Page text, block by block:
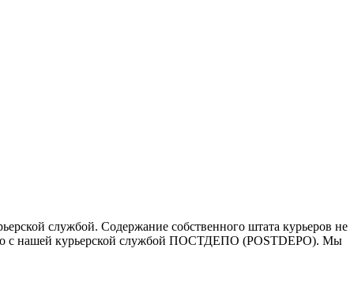
службой. Содержание собственного штата курьеров не
с нашей курьерской службой ПОСТДЕПО (POSTDEPO). Мы